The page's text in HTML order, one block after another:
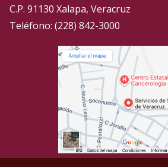
C.P. 91130 Xalapa, Veracruz
Teléfono: (228) 842-3000